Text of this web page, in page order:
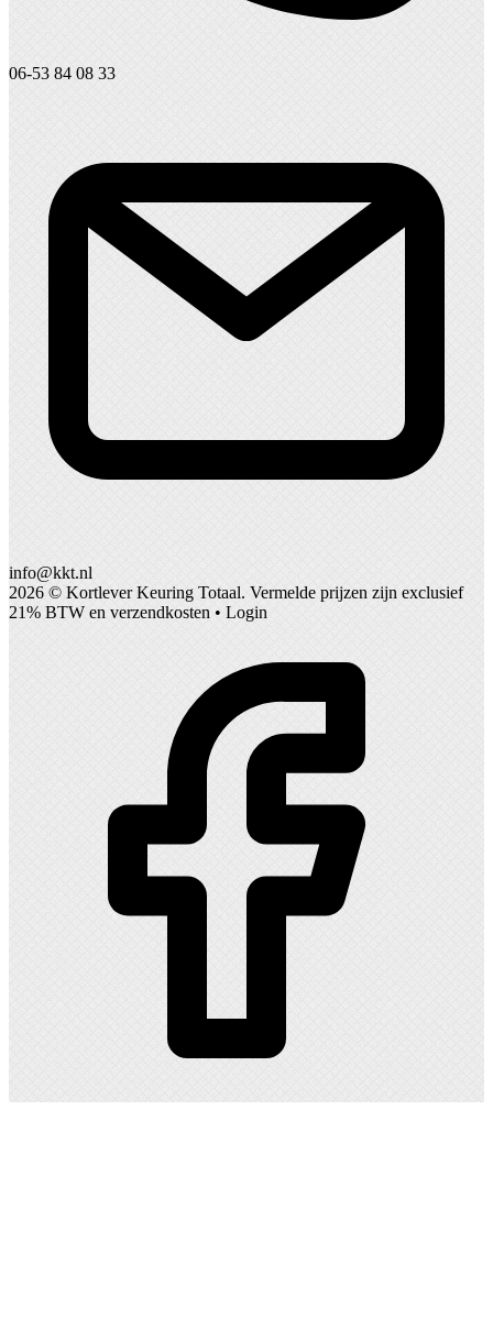
06-53 84 08 33
info@kkt.nl
2026 © Kortlever Keuring Totaal. Vermelde prijzen zijn exclusief
21% BTW en verzendkosten • Login